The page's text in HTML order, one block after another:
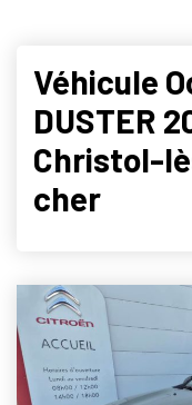
Véhicule
DUSTER
Christol-
cher